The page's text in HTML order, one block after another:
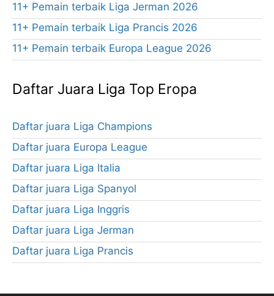
11+ Pemain terbaik Liga Jerman 2026
11+ Pemain terbaik Liga Prancis 2026
11+ Pemain terbaik Europa League 2026
Daftar Juara Liga Top Eropa
Daftar juara Liga Champions
Daftar juara Europa League
Daftar juara Liga Italia
Daftar juara Liga Spanyol
Daftar juara Liga Inggris
Daftar juara Liga Jerman
Daftar juara Liga Prancis